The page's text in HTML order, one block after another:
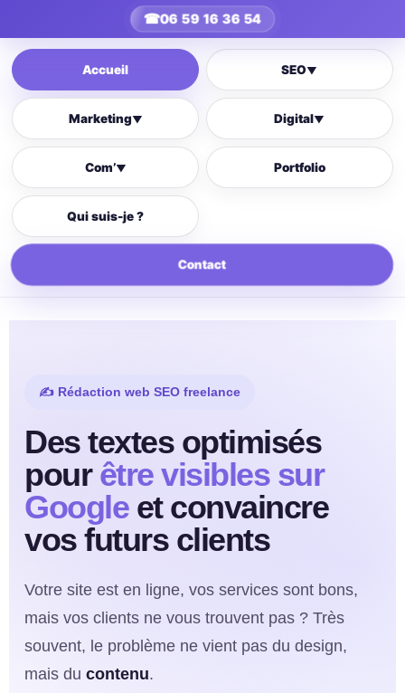
☎06 59 16 36 54
Accueil SEO▼
Marketing▼ Digital▼
Com’▼ Portfolio
Qui suis-je ?
Contact
✍️ Rédaction web SEO freelance
Des textes optimisés
pourêtre visibles sur
Googleet convaincre
vos futurs clients
Votre site est en ligne, vos services sont bons,
mais vos clients ne vous trouvent pas ? Très
souvent, le problème ne vient pas du design,
mais ducontenu.